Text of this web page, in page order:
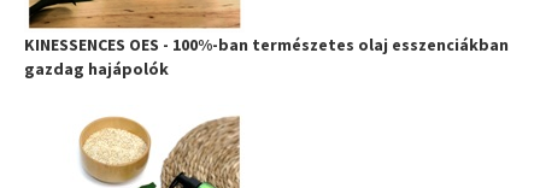
KINESSENCES OES - 100%-ban természetes olaj esszenciákban
gazdag hajápolók